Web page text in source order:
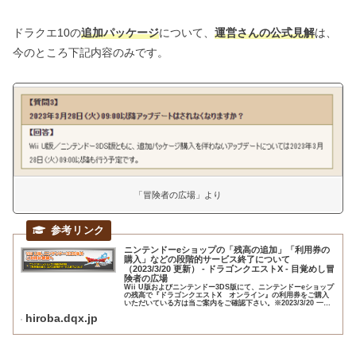
ドラクエ10の追加パッケージについて、 運営さんの公式見解は、
今のところ下記内容のみです。
「冒険者の広場」より
ニンテンドーeショップの「残高の追加」「利用券の
購入」などの段階的サービス終了について
（2023/3/20 更新） - ドラゴンクエストX - 目覚めし冒
険者の広場
Wii U版およびニンテンドー3DS版にて、ニンテンドーeショップ
の残高で『ドラゴンクエストX オンライン』の利用券をご購入
いただいている方は当ご案内をご確認下さい。※2023/3/20 一部
hiroba.dqx.jp